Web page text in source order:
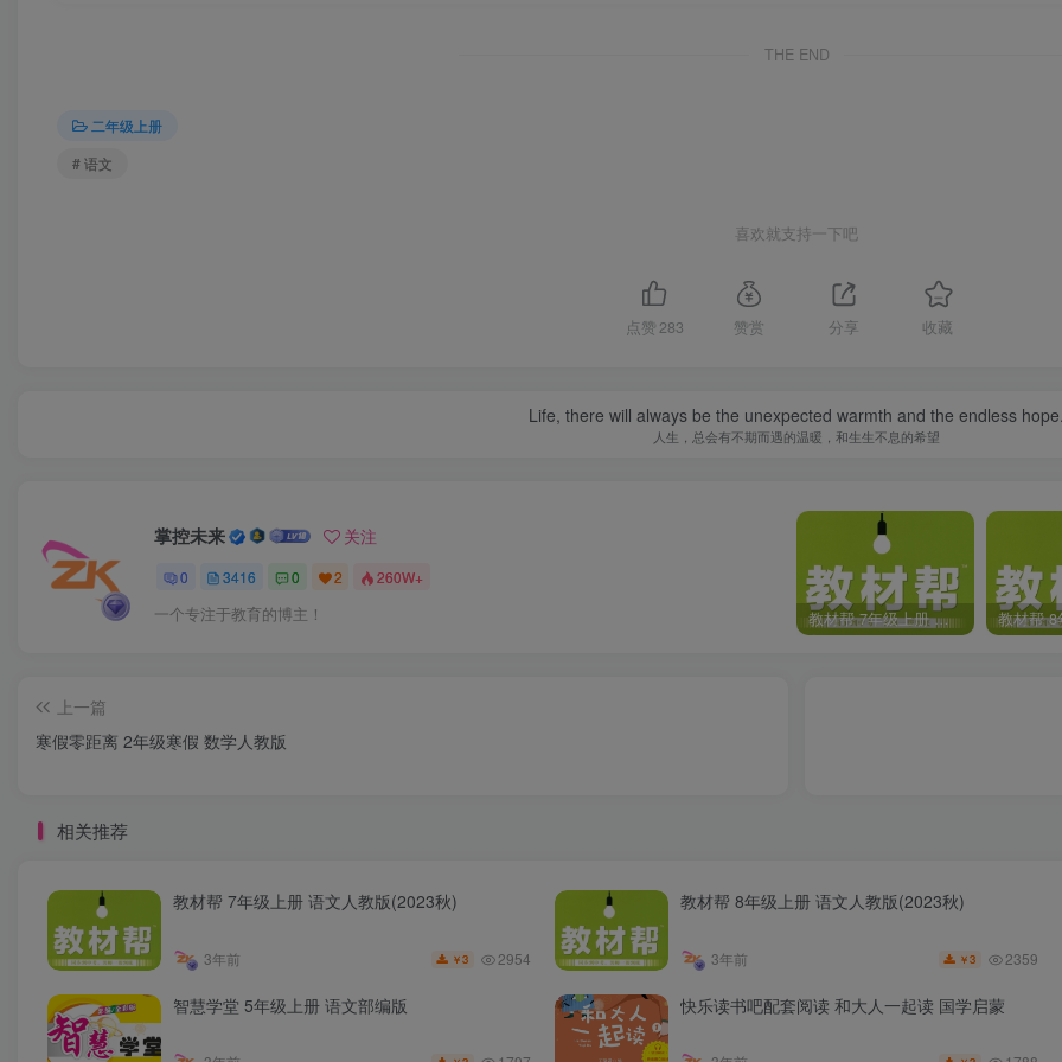
THE END
二年级上册
# 语文
喜欢就支持一下吧
点赞 283 赞赏 分享 收藏
Life, there will always be the unexpected warmth and the endless
人生，总会有不期而遇的温暖，和生生不息的希望
掌控未来 关注
0 3416 0 2 260W+
一个专注于教育的博主！ 教材帮 7年级上册 语文人教版(2023秋)
上一篇
寒假零距离 2年级寒假 数学人教版
相关推荐
教材帮 7年级上册 语文人教版(2023秋)
3年前 ￥3 2954
教材帮 8年级上册 语文人教版(2023秋)
3年前 ￥3 2359
智慧学堂 5年级上册 语文部编版 快乐读书吧配套阅读 和大人一起读 国学启蒙